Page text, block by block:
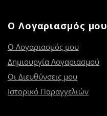
Ο Λογαριασμός μου
Ο Λογαριασμός μου
Δημιουργία Λογαριασμού
Οι Διευθύνσεις μου
Ιστορικό Παραγγελιών